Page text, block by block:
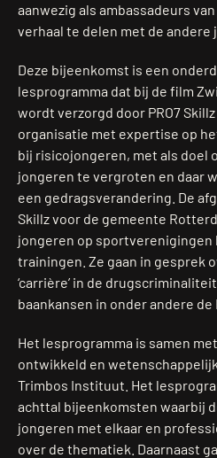
aanwezig als ambassadeurs
verhaal te delen met de andere
Deze bijeenkomst is een
lesprogramma dat bij de film
wordt verzorgd door PRO7
organisatie met expertise op
bij risicojongeren, met als doel
jongeren te vergroten en daar
een gedragsverandering. De
Skillz voor de gemeente
jongeren op sportverenigingen
trainingen. Ze gaan in gesprek
‘carrière’ in de
baankansen in onder andere de
Het lesprogramma is samen
ontwikkeld en
Trimbos Instituut. Het
achttal bijeenkomsten waarbij
jongeren met elkaar en
over de thematiek. Daarnaast